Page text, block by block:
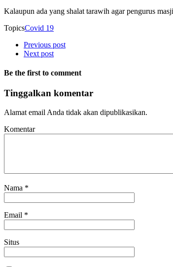
Kalaupun ada yang shalat tarawih agar pengurus
TopicsCovid 19
Previous post
Next post
Be the first to comment
Tinggalkan komentar
Alamat email Anda tidak akan dipublikasikan.
Komentar
Nama *
Email *
Situs